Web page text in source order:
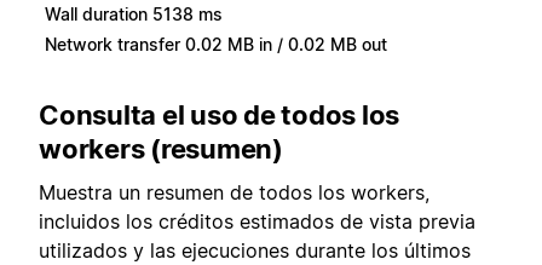
Wall duration 5138 ms
Network transfer 0.02 MB in / 0.02 MB out
Consulta el uso de todos los
workers (resumen)
Muestra un resumen de todos los workers,
incluidos los créditos estimados de vista previa
utilizados y las ejecuciones durante los últimos